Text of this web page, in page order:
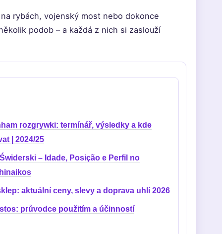
rybách, vojenský most nebo dokonce
podob – a každá z nich si zaslouží
rozgrywki: termínář, výsledky a kde
| 2024/25
– Idade, Posição e Perfil no
aktuální ceny, slevy a doprava uhlí 2026
průvodce použitím a účinností